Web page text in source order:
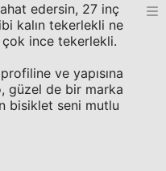
edersin, 27 inç
kalın tekerlekli ne
ince tekerlekli.
ve yapısına
güzel de bir marka
bisiklet seni mutlu